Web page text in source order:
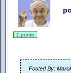
1 punto
Posted By: